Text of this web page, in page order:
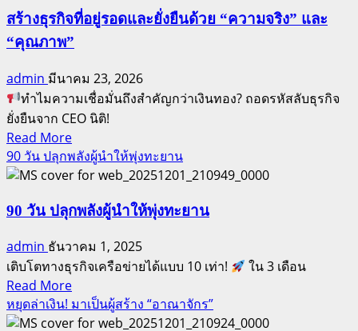
เชิญ
ชวน
สู่
สร้าง
ผู้นำ
โลก
เป็น
นัก
เงิน
ตรา
หรือ
นัก
สร้าง
ทรัพย์สิน
สร้างธุรกิจที่อยู่รอดและยั่งยืนด้วย “ความจริง” และ
“คุณภาพ”
admin มีนาคม 23, 2026
ทำไมความเชื่อมั่นถึงสำคัญกว่าเงินทอง? ถอดรหัสลับธุรกิจ
ยั่งยืนจาก CEO นิติ!
Read MoreRead
more
about
ธุรกิจ
อยู่
รอด
และ
ยั่งยืน
90 วัน ปลุกพลังผู้นำให้พุ่งทะยาน
90 วัน ปลุกพลังผู้นำให้พุ่งทะยาน
admin ธันวาคม 1, 2025
เติบโตทางธุรกิจเครือข่ายได้แบบ 10 เท่า!
ใน 3 เดือน
Read MoreRead
more
about
หยุดล่าเงิน! มาเป็นผู้สร้าง “อาณาจักร”